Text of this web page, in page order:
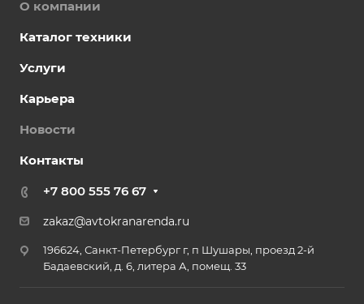
О компании
Каталог техники
Услуги
Карьера
Новости
Контакты
+7 800 555 76 67
zakaz@avtokranarenda.ru
196624, Санкт-Петербург г, п Шушары, проезд 2-й
Бадаевский, д. 6, литера А, помещ. 33